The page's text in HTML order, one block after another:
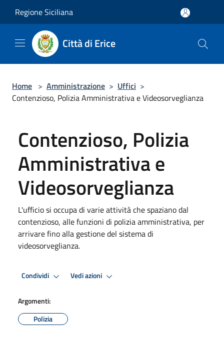
Regione Siciliana
Città di Erice
Home > Amministrazione > Uffici >
Contenzioso, Polizia Amministrativa e Videosorveglianza
Contenzioso, Polizia
Amministrativa e
Videosorveglianza
L'ufficio si occupa di varie attività che spaziano dal
contenzioso, alle funzioni di polizia amministrativa, per
arrivare fino alla gestione del sistema di
videosorveglianza.
Condividi Vedi azioni
Argomenti:
Polizia